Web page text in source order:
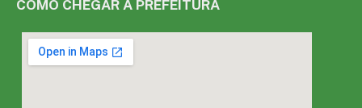
COMO CHEGAR À PREFEITURA